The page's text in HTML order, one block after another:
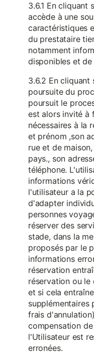
3.6.1 En cliquant
accède à une
caractéristiques
du prestataire
notamment
disponibles et
3.6.2 En cliquant
poursuite du
poursuit le
est alors invité à
nécessaires à la
et prénom ,son
rue et de
pays., son
téléphone.
informations
l'utilisateur a la
d'adapter
personnes
réserver des
stade, dans la
proposés par le
informations
réservation
réservation ou
et si cela
supplémentaires
frais
compensation
l'Utilisateur est
erronées.